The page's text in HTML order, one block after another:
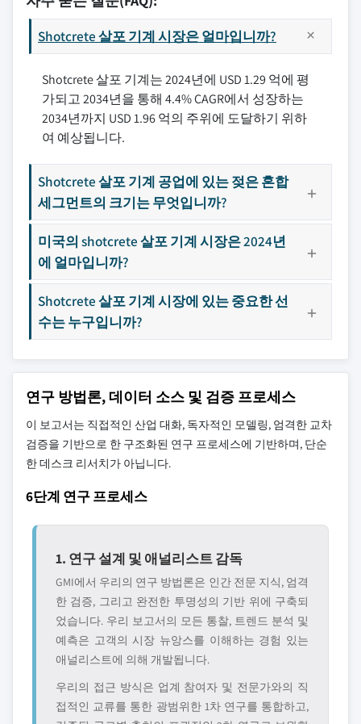
Shotcrete 살포 기계 시장은 얼마입니까?
Shotcrete 살포 기계는 2024년에 USD 1.29 억에 평
가되고 2034년을 통해 4.4% CAGR에서 성장하는
2034년까지 USD 1.96 억의 주위에 도달하기 위하
여 예상됩니다.
Shotcrete 살포 기계 공업에 있는 젖은 혼합
세그먼트의 크기는 무엇입니까?
미국의 shotcrete 살포 기계 시장은 2024년
에 얼마입니까?
Shotcrete 살포 기계 시장에 있는 중요한 선
수는 누구입니까?
연구 방법론, 데이터 소스 및 검증 프로세스
이 보고서는 직접적인 산업 대화, 독자적인 모델링, 엄격한 교차
검증을 기반으로 한 구조화된 연구 프로세스에 기반하며, 단순
한 데스크 리서치가 아닙니다.
6단계 연구 프로세스
1. 연구 설계 및 애널리스트 감독
GMI에서 우리의 연구 방법론은 인간 전문 지식, 엄격
한 검증, 그리고 완전한 투명성의 기반 위에 구축되
었습니다. 우리 보고서의 모든 통찰, 트렌드 분석 및
예측은 고객의 시장 뉴앙스를 이해하는 경험 있는
애널리스트에 의해 개발됩니다.
우리의 접근 방식은 업계 참여자 및 전문가와의 직
접적인 교류를 통한 광범위한 1차 연구를 통합하고,